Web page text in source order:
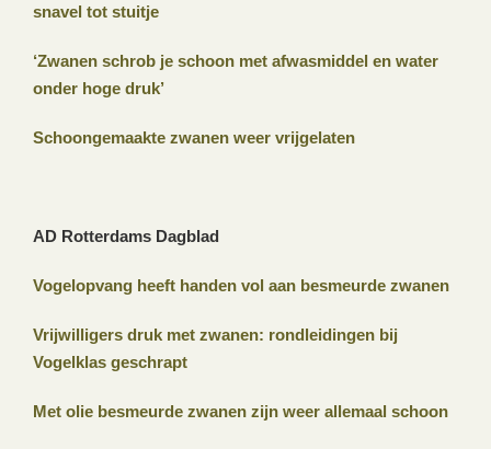
snavel tot stuitje
‘Zwanen schrob je schoon met afwasmiddel en water
onder hoge druk’
Schoongemaakte zwanen weer vrijgelaten
AD Rotterdams Dagblad
Vogelopvang heeft handen vol aan besmeurde zwanen
Vrijwilligers druk met zwanen: rondleidingen bij
Vogelklas geschrapt
Met olie besmeurde zwanen zijn weer allemaal schoon